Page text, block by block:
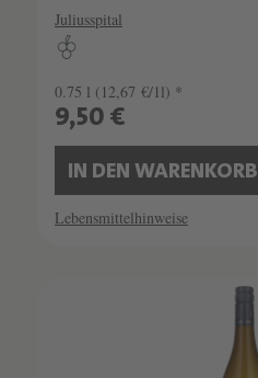
Juliusspital
0.75 l (12,67 €/1l) *
9,50 €
IN DEN WARENKORB
Lebensmittelhinweise